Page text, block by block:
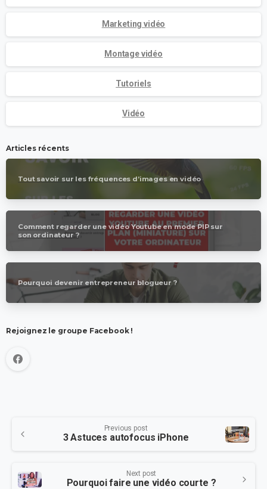
Marketing vidéo
Montage vidéo
Tutoriels
Vidéo
Articles récents
Tout savoir sur les fréquences d’images en vidéo
Comment regarder une vidéo Youtube en mode PIP sur
son ordinateur ?
Pourquoi devenir entrepreneur blogueur ?
Rejoignez le groupe Facebook !
Previous post
3 Astuces autofocus iPhone
Next post
Pourquoi faire une vidéo courte ?